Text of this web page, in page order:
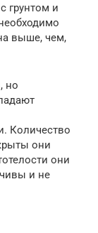
грунтом и
выше, чем,
но
Количество
они
они
и не